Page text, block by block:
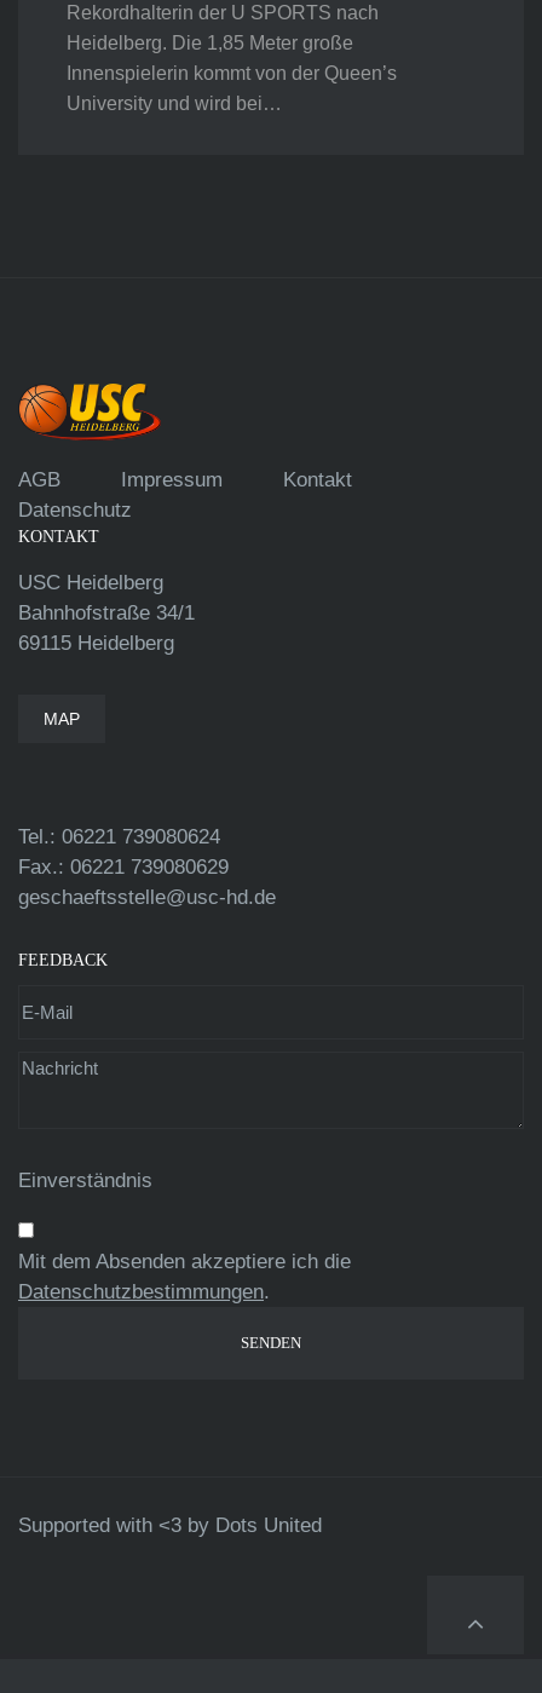
Rekordhalterin der U SPORTS nach
Heidelberg. Die 1,85 Meter große
Innenspielerin kommt von der Queen’s
University und wird bei…
AGB Impressum
Kontakt
Datenschutz
KONTAKT
USC Heidelberg
Bahnhofstraße 34/1
69115 Heidelberg
MAP
Tel.: 06221 739080624
Fax.: 06221 739080629
geschaeftsstelle@usc-hd.de
FEEDBACK
Einverständnis
Mit dem Absenden akzeptiere ich die
Datenschutzbestimmungen.
Supported with <3 by Dots United